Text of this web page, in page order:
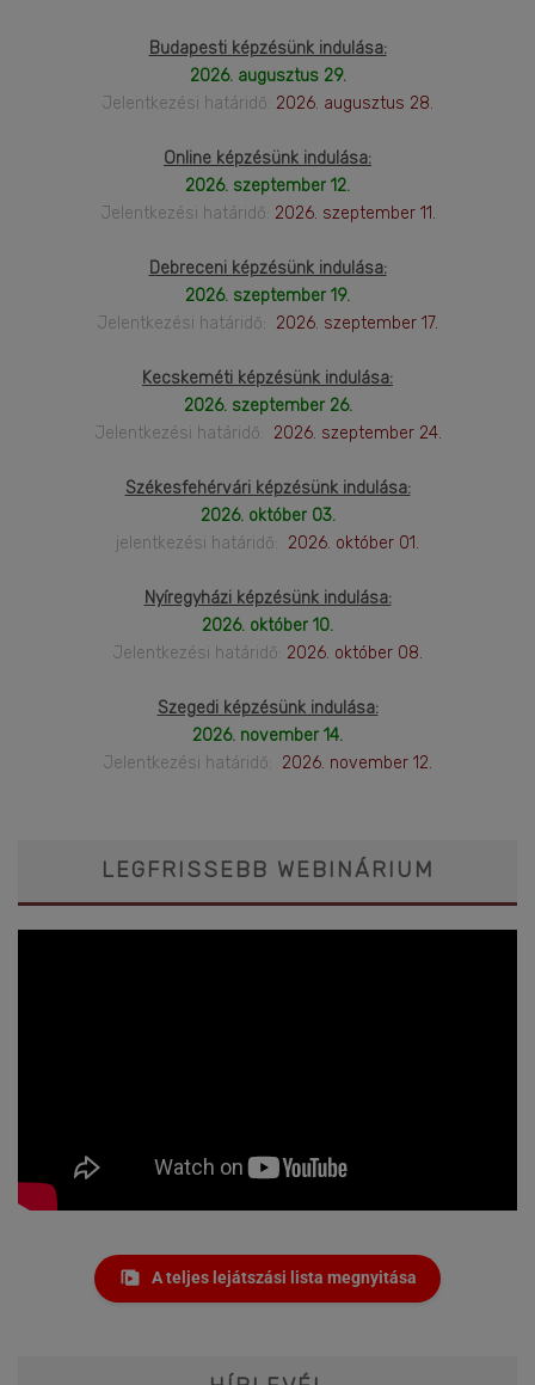
Budapesti képzésünk indulása:
2026. augusztus 29.
Jelentkezési határidő: 2026. augusztus 28.
Online képzésünk indulása:
2026. szeptember 12.
Jelentkezési határidő: 2026. szeptember 11.
Debreceni képzésünk indulása:
2026. szeptember 19.
Jelentkezési határidő: 2026. szeptember 17.
Kecskeméti képzésünk indulása:
2026. szeptember 26.
Jelentkezési határidő: 2026. szeptember 24.
Székesfehérvári képzésünk indulása:
2026. október 03.
jelentkezési határidő: 2026. október 01.
Nyíregyházi képzésünk indulása:
2026. október 10.
Jelentkezési határidő: 2026. október 08.
Szegedi képzésünk indulása:
2026. november 14.
Jelentkezési határidő: 2026. november 12.
LEGFRISSEBB WEBINÁRIUM
A teljes lejátszási lista megnyitása